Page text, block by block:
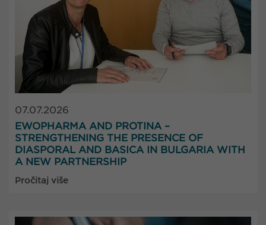
07.07.2026
EWOPHARMA AND PROTINA –
STRENGTHENING THE PRESENCE OF
DIASPORAL AND BASICA IN BULGARIA WITH
A NEW PARTNERSHIP
Pročitaj više